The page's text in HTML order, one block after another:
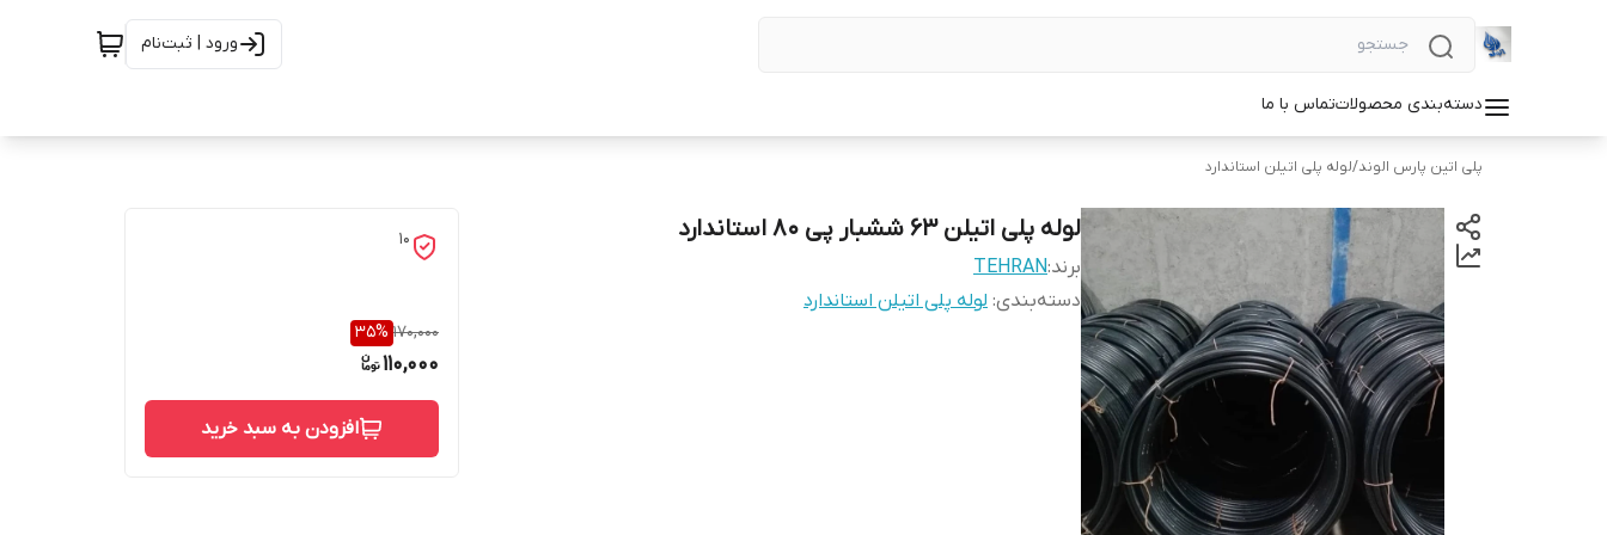
ورود | ثبت‌نام
دسته‌بندی محصولاتتماس با ما
پلی اتین پارس الوند/لوله پلی اتیلن استاندارد
لوله پلی اتیلن 63 ششبار پی 80 استاندارد
برند:TEHRAN
دسته‌بندی: لوله پلی اتیلن استاندارد
10
170,000
35%
110,000
افزودن به سبد خرید